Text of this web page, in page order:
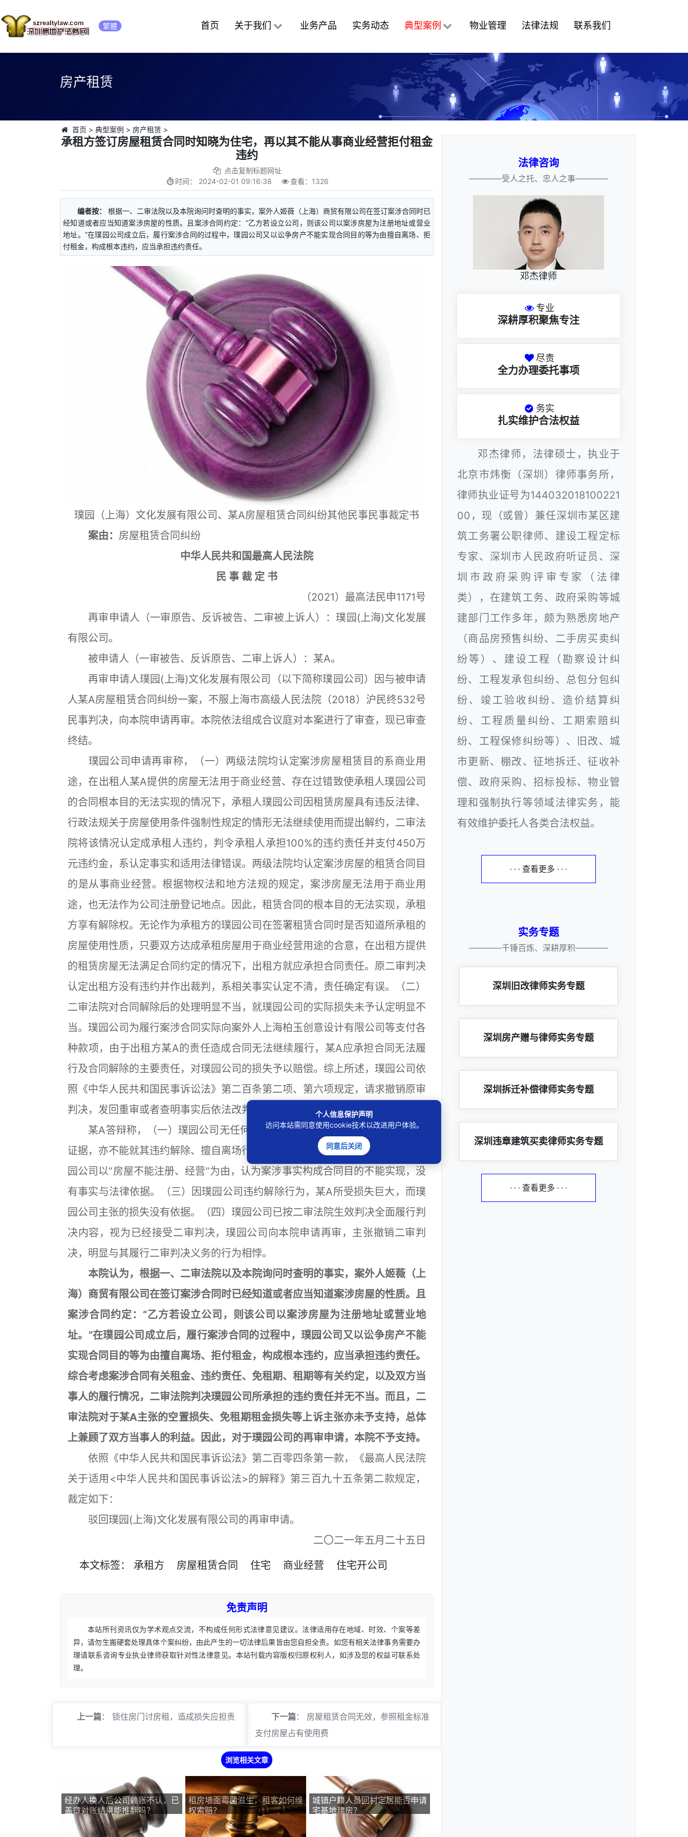
繁體 首页 关于我们 业务产品 实务动态 典型案例 物业管理 法律法规 联系我们
房产租赁
首页 > 典型案例 > 房产租赁>
承租方签订房屋租赁合同时知晓为住宅，再以其不能从事商业经营拒付租金
违约
点击复制标题网址
时间： 2024-02-01 09:16:38 查看： 1326
编者按：
根据一、二审法院以及本院询问时查明的事实，案外人姬薇（上海）商贸有限公司在签订案涉合同时已
经知道或者应当知道案涉房屋的性质。且案涉合同约定：“乙方若设立公司，则该公司以案涉房屋为注册地址或营业
地址。”在璞园公司成立后，履行案涉合同的过程中，璞园公司又以讼争房产不能实现合同目的等为由擅自离场、拒
付租金，构成根本违约，应当承担违约责任。
璞园（上海）文化发展有限公司、某A房屋租赁合同纠纷其他民事民事裁定书
案由： 房屋租赁合同纠纷
中华人民共和国最高人民法院
民 事 裁 定 书
（2021）最高法民申1171号
再审申请人（一审原告、反诉被告、二审被上诉人）：璞园(上海)文化发展
有限公司。
被申请人（一审被告、反诉原告、二审上诉人）：某A。
再审申请人璞园(上海)文化发展有限公司（以下简称璞园公司）因与被申请
人某A房屋租赁合同纠纷一案，不服上海市高级人民法院（2018）沪民终532号
民事判决，向本院申请再审。本院依法组成合议庭对本案进行了审查，现已审查
终结。
璞园公司申请再审称，（一）两级法院均认定案涉房屋租赁目的系商业用
途，在出租人某A提供的房屋无法用于商业经营、存在过错致使承租人璞园公司
的合同根本目的无法实现的情况下，承租人璞园公司因租赁房屋具有违反法律、
行政法规关于房屋使用条件强制性规定的情形无法继续使用而提出解约，二审法
院将该情况认定成承租人违约，判令承租人承担100%的违约责任并支付450万
元违约金，系认定事实和适用法律错误。两级法院均认定案涉房屋的租赁合同目
的是从事商业经营。根据物权法和地方法规的规定，案涉房屋无法用于商业用
途，也无法作为公司注册登记地点。因此，租赁合同的根本目的无法实现，承租
方享有解除权。无论作为承租方的璞园公司在签署租赁合同时是否知道所承租的
房屋使用性质，只要双方达成承租房屋用于商业经营用途的合意，在出租方提供
的租赁房屋无法满足合同约定的情况下，出租方就应承担合同责任。原二审判决
认定出租方没有违约并作出裁判，系相关事实认定不清，责任确定有误。（二）
二审法院对合同解除后的处理明显不当，就璞园公司的实际损失未予认定明显不
当。璞园公司为履行案涉合同实际向案外人上海柏玉创意设计有限公司等支付各
种款项，由于出租方某A的责任造成合同无法继续履行，某A应承担合同无法履
行及合同解除的主要责任，对璞园公司的损失予以赔偿。综上所述，璞园公司依
照《中华人民共和国民事诉讼法》第二百条第二项、第六项规定，请求撤销原审
判决，发回重审或者查明事实后依法改判维持一审判决。
某A答辩称，（一）璞园公司无任何新证据，其所提交证据均为原审已提交
证据，亦不能就其违约解除、擅自离场行为提供任何事实与法律依据。（二）璞
园公司以“房屋不能注册、经营”为由，认为案涉事实构成合同目的不能实现，没
有事实与法律依据。（三）因璞园公司违约解除行为，某A所受损失巨大，而璞
园公司主张的损失没有依据。（四）璞园公司已按二审法院生效判决全面履行判
决内容，视为已经接受二审判决，璞园公司向本院申请再审，主张撤销二审判
决，明显与其履行二审判决义务的行为相悖。
本院认为，根据一、二审法院以及本院询问时查明的事实，案外人姬薇（上
海）商贸有限公司在签订案涉合同时已经知道或者应当知道案涉房屋的性质。且
案涉合同约定：“乙方若设立公司，则该公司以案涉房屋为注册地址或营业地
址。”在璞园公司成立后，履行案涉合同的过程中，璞园公司又以讼争房产不能
实现合同目的等为由擅自离场、拒付租金，构成根本违约，应当承担违约责任。
综合考虑案涉合同有关租金、违约责任、免租期、租期等有关约定，以及双方当
事人的履行情况，二审法院判决璞园公司所承担的违约责任并无不当。而且，二
审法院对于某A主张的空置损失、免租期租金损失等上诉主张亦未予支持，总体
上兼顾了双方当事人的利益。因此，对于璞园公司的再审申请，本院不予支持。
依照《中华人民共和国民事诉讼法》第二百零四条第一款，《最高人民法院
关于适用<中华人民共和国民事诉讼法>的解释》第三百九十五条第二款规定，
裁定如下：
驳回璞园(上海)文化发展有限公司的再审申请。
二〇二一年五月二十五日
本文标签： 承租方 房屋租赁合同 住宅 商业经营 住宅开公司
免责声明
本站所刊资讯仅为学术观点交流，不构成任何形式法律意见建议。法律适用存在地域、时效、个案等差
异，请勿生搬硬套处理具体个案纠纷，由此产生的一切法律后果皆由您自担全责。如您有相关法律事务需要办
理请联系咨询专业执业律师获取针对性法律意见。本站刊载内容版权归原权利人，如涉及您的权益可联系处
理。
上一篇： 锁住房门讨房租，造成损失应担责 下一篇： 房屋租赁合同无效，参照租金标准
支付房屋占有使用费
浏览相关文章
经办人换人后公司赖账不认，已
盖章对账结果能推翻吗？
租房墙面霉菌滋生，租客如何维
权索赔？
城镇户籍人员回村定居能否申请
宅基地建房？
法律咨询
————受人之托、忠人之事————
邓杰律师
专业
深耕厚积聚焦专注
尽责
全力办理委托事项
务实
扎实维护合法权益
邓杰律师，法律硕士，执业于
北京市炜衡（深圳）律师事务所，
律师执业证号为144032018100221
00，现（或曾）兼任深圳市某区建
筑工务署公职律师、建设工程定标
专家、深圳市人民政府听证员、深
圳市政府采购评审专家（法律
类），在建筑工务、政府采购等城
建部门工作多年，颇为熟悉房地产
（商品房预售纠纷、二手房买卖纠
纷等）、建设工程（勘察设计纠
纷、工程发承包纠纷、总包分包纠
纷、竣工验收纠纷、造价结算纠
纷、工程质量纠纷、工期索赔纠
纷、工程保修纠纷等）、旧改、城
市更新、棚改、征地拆迁、征收补
偿、政府采购、招标投标、物业管
理和强制执行等领域法律实务，能
有效维护委托人各类合法权益。
· · · 查看更多 · · ·
实务专题
————千锤百炼、深耕厚积————
深圳旧改律师实务专题
深圳房产赠与律师实务专题
深圳拆迁补偿律师实务专题
深圳违章建筑买卖律师实务专题
· · · 查看更多 · · ·
个人信息保护声明
访问本站需同意使用cookie技术以改进用户体验。
同意后关闭